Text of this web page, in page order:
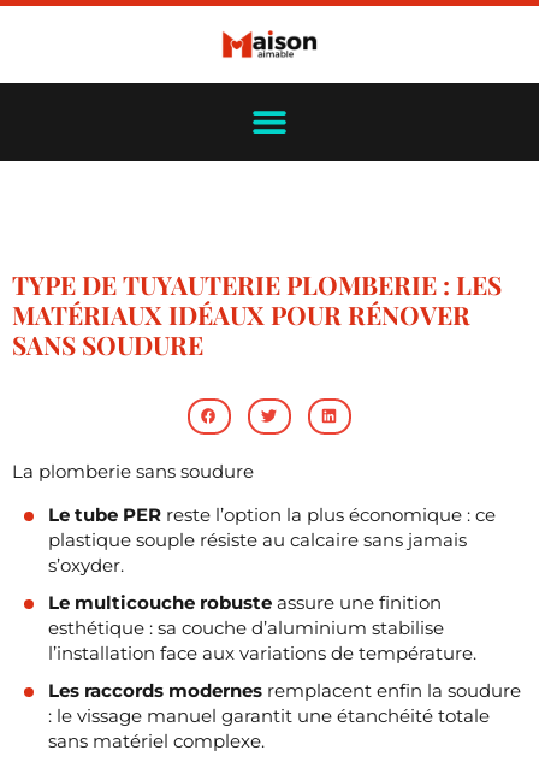
TYPE DE TUYAUTERIE PLOMBERIE : LES
MATÉRIAUX IDÉAUX POUR RÉNOVER
SANS SOUDURE
La plomberie sans soudure
Le tube PER reste l’option la plus économique : ce
plastique souple résiste au calcaire sans jamais
s’oxyder.
Le multicouche robuste assure une finition
esthétique : sa couche d’aluminium stabilise
l’installation face aux variations de température.
Les raccords modernes remplacent enfin la soudure
: le vissage manuel garantit une étanchéité totale
sans matériel complexe.